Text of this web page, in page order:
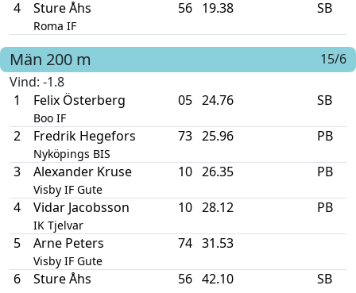
4 Sture Åhs
Roma IF
56 19.38 SB
Män 200 m
15/6
Vind: -1.8
1
Felix Österberg
Boo IF
05 24.76 SB
2 Fredrik Hegefors
Nyköpings BIS
73 25.96 PB
3 Alexander Kruse
Visby IF Gute
10 26.35 PB
4 Vidar Jacobsson
IK Tjelvar
10 28.12 PB
5 Arne Peters
Visby IF Gute
74 31.53
6 Sture Åhs 56 42.10 SB